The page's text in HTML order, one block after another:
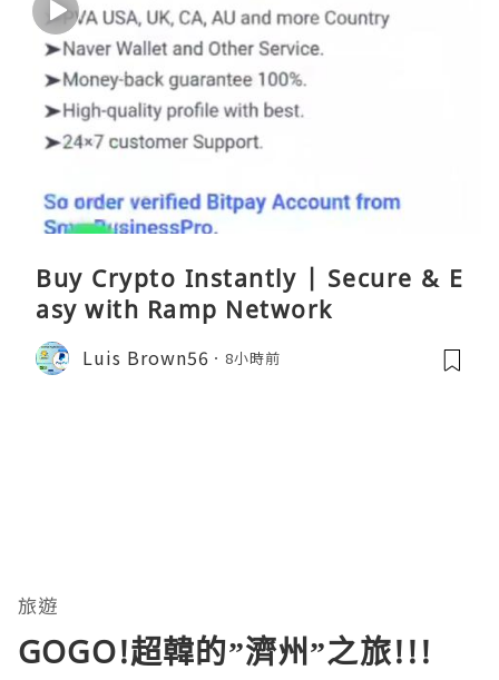
Buy Crypto Instantly | Secure & E
asy with Ramp Network
Luis Brown56 8小時前
旅遊
GOGO!超韓的”濟州”之旅!!!